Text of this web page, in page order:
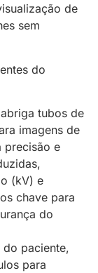
de
sem
do
tubos de
imagens de
precisão e
(kV) e
chave para
do
paciente,
para